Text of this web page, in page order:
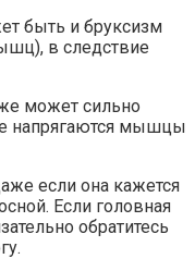
быть и бруксизм
в следствие
может сильно
напрягаются мышцы
если она кажется
Если головная
обратитесь